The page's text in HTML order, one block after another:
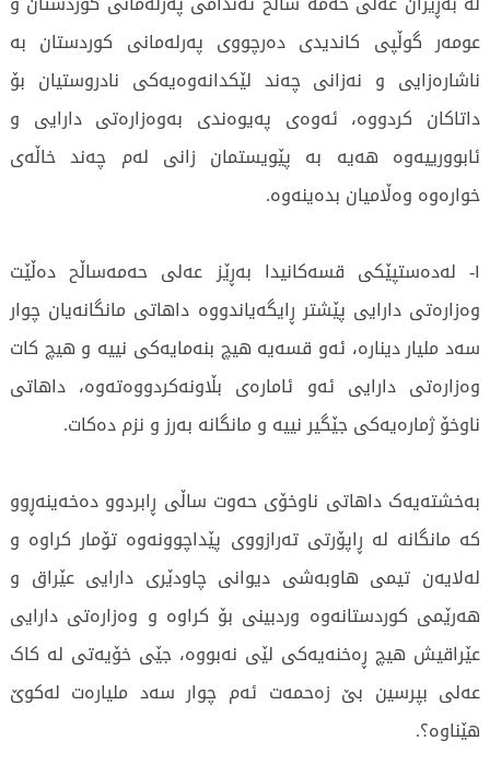
عومەر گوڵپی کاندیدی دەرچووی پەرلەمانی کوردستان بە
ناشارەزایی و نەزانی چەند لێکدانەوەیەکی نادروستیان بۆ
داتاکان کردووە، ئەوەی پەیوەندی بەوەزارەتی دارایی و
ئابوورییەوە هەیە بە پێویستمان زانی لەم چەند خاڵەی
خوارەوە وەڵامیان بدەینەوە.
١- لەدەستپێکی قسەکانیدا بەڕێز عەلی حەمەساڵح دەڵێت
وەزارەتی دارایی پێشتر ڕایگەیاندووە داهاتی مانگانەیان چوار
سەد ملیار دینارە، ئەو قسەیە هیچ بنەمایەکی نییە و هیچ کات
وەزارەتی دارایی ئەو ئامارەی بڵاونەکردووەتەوە، داهاتی
ناوخۆ ژمارەیەکی جێگیر نییە و مانگانە بەرز و نزم دەکات.
بەخشتەیەک داهاتی ناوخۆی حەوت ساڵی ڕابردوو دەخەینەڕوو
کە مانگانە لە ڕاپۆرتی تەرازووی پێداچوونەوە تۆمار کراوە و
لەلایەن تیمی هاوبەشی دیوانی چاودێری دارایی عێراق و
هەرێمی کوردستانەوە وردبینی بۆ کراوە و وەزارەتی دارایی
عێراقیش هیچ ڕەخنەیەکی لێی نەبووە، جێی خۆیەتی لە کاک
عەلی بپرسین بێ زەحمەت ئەم چوار سەد ملیارەت لەکوێ
هێناوە؟.